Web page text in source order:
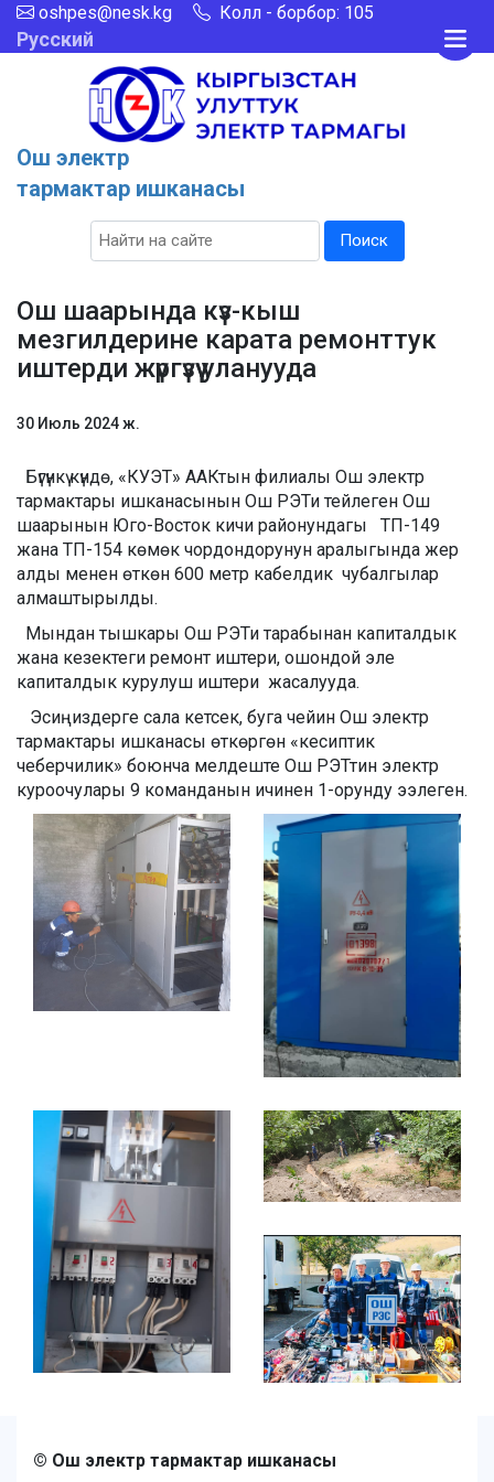
oshpes@nesk.kg Колл - борбор: 105
Русский
Ош электр
тармактар ишканасы
Поиск
Ош шаарында күз-кыш
мезгилдерине карата ремонттук
иштерди жүргүзүү уланууда
30 Июль 2024 ж.
Бүгүнкү күндө, «КУЭТ» ААКтын филиалы Ош электр
тармактары ишканасынын Ош РЭТи тейлеген Ош
шаарынын Юго-Восток кичи районундагы ТП-149
жана ТП-154 көмөк чордондорунун аралыгында жер
алды менен өткөн 600 метр кабелдик чубалгылар
алмаштырылды.
Мындан тышкары Ош РЭТи тарабынан капиталдык
жана кезектеги ремонт иштери, ошондой эле
капиталдык курулуш иштери жасалууда.
Эсиңиздерге сала кетсек, буга чейин Ош электр
тармактары ишканасы өткөргөн «кесиптик
чеберчилик» боюнча мелдеште Ош РЭТтин электр
куроочулары 9 команданын ичинен 1-орунду ээлеген.
© Ош электр тармактар ишканасы